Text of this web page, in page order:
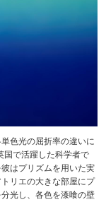
色光の屈折率の違いに
国で活躍した科学者で
はプリズムを用いた実
リエの大きな部屋にプ
光し、各色を漆喰の壁